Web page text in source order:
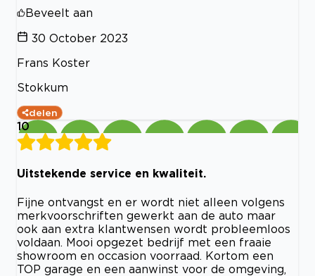
Beveelt aan
30 October 2023
Frans Koster
Stokkum
delen
10
Uitstekende service en kwaliteit.
Fijne ontvangst en er wordt niet alleen volgens
merkvoorschriften gewerkt aan de auto maar
ook aan extra klantwensen wordt probleemloos
voldaan. Mooi opgezet bedrijf met een fraaie
showroom en occasion voorraad. Kortom een
TOP garage en een aanwinst voor de omgeving,